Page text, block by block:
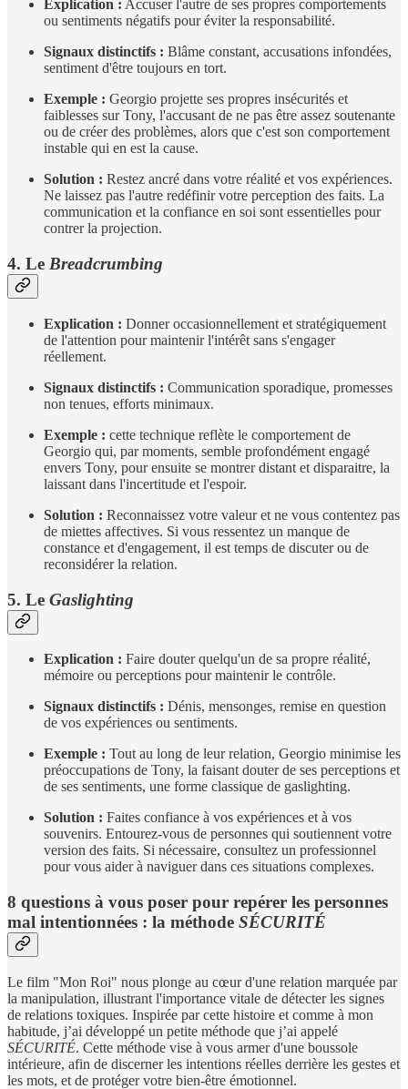
Explication : Accuser l'autre de ses propres comportements
ou sentiments négatifs pour éviter la responsabilité.
Signaux distinctifs : Blâme constant, accusations infondées,
sentiment d'être toujours en tort.
Exemple : Georgio projette ses propres insécurités et
faiblesses sur Tony, l'accusant de ne pas être assez soutenante
ou de créer des problèmes, alors que c'est son comportement
instable qui en est la cause.
Solution : Restez ancré dans votre réalité et vos expériences.
Ne laissez pas l'autre redéfinir votre perception des faits. La
communication et la confiance en soi sont essentielles pour
contrer la projection.
4. Le Breadcrumbing
Explication : Donner occasionnellement et stratégiquement
de l'attention pour maintenir l'intérêt sans s'engager
réellement.
Signaux distinctifs : Communication sporadique, promesses
non tenues, efforts minimaux.
Exemple : cette technique reflète le comportement de
Georgio qui, par moments, semble profondément engagé
envers Tony, pour ensuite se montrer distant et disparaitre, la
laissant dans l'incertitude et l'espoir.
Solution : Reconnaissez votre valeur et ne vous contentez pas
de miettes affectives. Si vous ressentez un manque de
constance et d'engagement, il est temps de discuter ou de
reconsidérer la relation.
5. Le Gaslighting
Explication : Faire douter quelqu'un de sa propre réalité,
mémoire ou perceptions pour maintenir le contrôle.
Signaux distinctifs : Dénis, mensonges, remise en question
de vos expériences ou sentiments.
Exemple : Tout au long de leur relation, Georgio minimise les
préoccupations de Tony, la faisant douter de ses perceptions et
de ses sentiments, une forme classique de gaslighting.
Solution : Faites confiance à vos expériences et à vos
souvenirs. Entourez-vous de personnes qui soutiennent votre
version des faits. Si nécessaire, consultez un professionnel
pour vous aider à naviguer dans ces situations complexes.
8 questions à vous poser pour repérer les personnes
mal intentionnées : la méthode SÉCURITÉ
Le film "Mon Roi" nous plonge au cœur d'une relation marquée par
la manipulation, illustrant l'importance vitale de détecter les signes
de relations toxiques. Inspirée par cette histoire et comme à mon
habitude, j’ai développé un petite méthode que j’ai appelé
SÉCURITÉ. Cette méthode vise à vous armer d'une boussole
intérieure, afin de discerner les intentions réelles derrière les gestes et
les mots, et de protéger votre bien-être émotionnel.